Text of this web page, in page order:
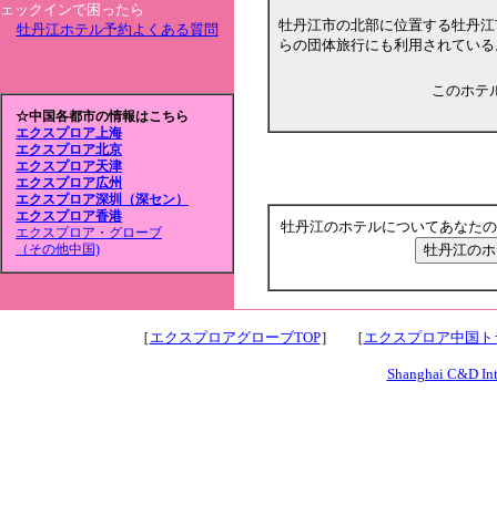
ェックインで困ったら
牡丹江ホテル予約よくある質問
☆中国各都市の情報はこちら
エクスプロア上海
エクスプロア北京
エクスプロア天津
エクスプロア広州
エクスプロア深圳（深セン）
エクスプロア香港
エクスプロア・グローブ
（その他中国)
牡丹江市の北部に位置する牡丹
らの団体旅行にも利用されてい
このホテ
牡丹江のホテルについてあなた
［ エクスプロアグローブTOP］ ［ エクスプロア中国ト
Shanghai C&D